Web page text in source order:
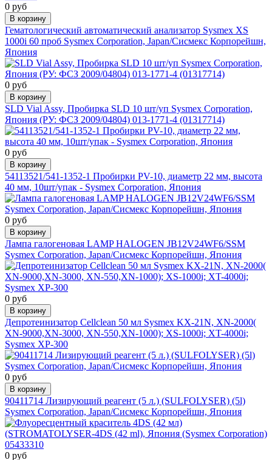
0 руб
В корзину
Гематологический автоматический анализатор Sysmex XS
1000i 60 проб Sysmex Corporation, Japan/Сисмекс Корпорейшн,
Япония
0 руб
В корзину
SLD Vial Assy, Пробирка SLD 10 шт/уп Sysmex Corporation,
Япония (РУ: ФСЗ 2009/04804) 013-1771-4 (01317714)
0 руб
В корзину
54113521/541-1352-1 Пробирки PV-10, диаметр 22 мм, высота
40 мм, 10шт/упак - Sysmex Corporation, Япония
0 руб
В корзину
Лампа галогеновая LAMP HALOGEN JB12V24WF6/SSM
Sysmex Corporation, Japan/Сисмекс Корпорейшн, Япония
0 руб
В корзину
Депротеинизатор Cellclean 50 мл Sysmex KX-21N, XN-2000(
XN-9000,XN-3000, XN-550,XN-1000); XS-1000i; XT-4000i;
Sysmex XP-300
0 руб
В корзину
90411714 Лизирующий реагент (5 л.) (SULFOLYSER) (5l)
Sysmex Corporation, Japan/Сисмекс Корпорейшн, Япония
0 руб